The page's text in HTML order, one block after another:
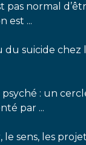
pas normal
est ...
du suicide chez
psyché : un
par ...
le sens, les